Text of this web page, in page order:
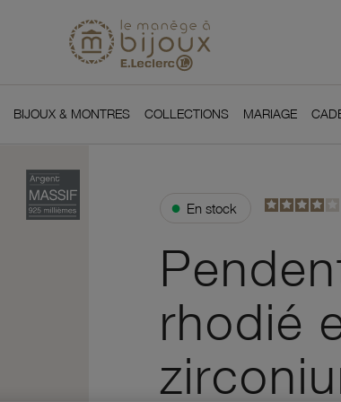
BIJOUX & MONTRES COLLECTIONS MARIAGE
● En stock
rhodié